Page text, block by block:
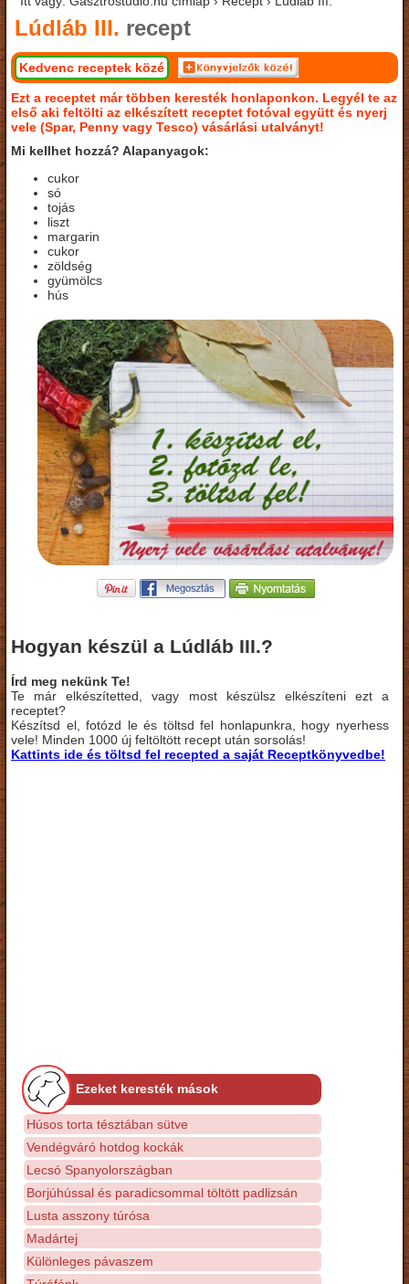
Lúdláb III. recept
Kedvenc receptek közé
Ezt a receptet már többen keresték honlaponkon. Legyél te az
első aki feltölti az elkészített receptet fotóval együtt és nyerj
vele (Spar, Penny vagy Tesco) vásárlási utalványt!
Mi kellhet hozzá? Alapanyagok:
cukor
só
tojás
liszt
margarin
cukor
zöldség
gyümölcs
hús
Hogyan készül a Lúdláb III.?
Írd meg nekünk Te!
Te már elkészítetted, vagy most készülsz elkészíteni ezt a
receptet?
Készítsd el, fotózd le és töltsd fel honlapunkra, hogy nyerhess
vele! Minden 1000 új feltöltött recept után sorsolás!
Kattints ide és töltsd fel recepted a saját Receptkönyvedbe!
Ezeket keresték mások
Húsos torta tésztában sütve
Vendégváró hotdog kockák
Lecsó Spanyolországban
Borjúhússal és paradicsommal töltött padlizsán
Lusta asszony túrósa
Madártej
Különleges pávaszem